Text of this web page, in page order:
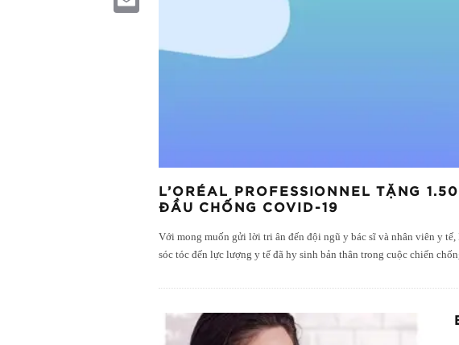
L’ORÉAL PROFESSIONNEL TẶNG
ĐẦU CHỐNG COVID-19
Với mong muốn gửi lời tri ân đến đội ngũ y bác sĩ và nhân viên y tế,
sóc tóc đến lực lượng y tế đã hy sinh bản thân trong cuộc chiến